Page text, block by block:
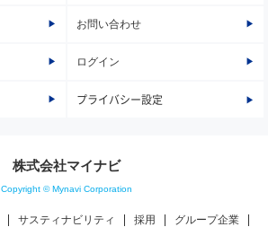
お問い合わせ
ログイン
プライバシー設定
株式会社マイナビ
Copyright © Mynavi Corporation
サスティナビリティ 採用 グループ企業